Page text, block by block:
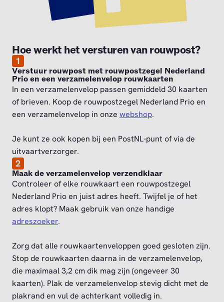
Hoe werkt het versturen van rouwpost?
1
Verstuur rouwpost met rouwpostzegel Nederland
Prio en een verzamelenvelop rouwkaarten
In een verzamelenvelop passen gemiddeld 30 kaarten
of brieven. Koop de rouwpostzegel Nederland Prio en
een verzamelenvelop in onze webshop.
Je kunt ze ook kopen bij een PostNL-punt of via de
uitvaartverzorger.
2
Maak de verzamelenvelop verzendklaar
Controleer of elke rouwkaart een rouwpostzegel
Nederland Prio en juist adres heeft. Twijfel je of het
adres klopt? Maak gebruik van onze handige
adreszoeker.
Zorg dat alle rouwkaartenveloppen goed gesloten zijn.
Stop de rouwkaarten daarna in de verzamelenvelop,
die maximaal 3,2 cm dik mag zijn (ongeveer 30
kaarten). Plak de verzamelenvelop stevig dicht met de
plakrand en vul de achterkant volledig in.